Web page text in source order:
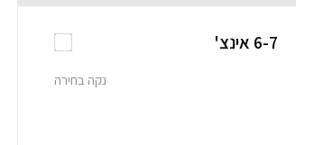
6-7 אינצ'
נקה בחירה